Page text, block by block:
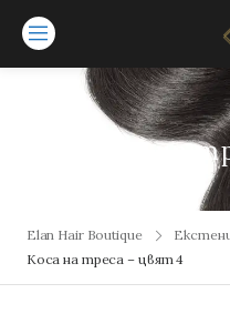
Коса на
Коса на треса – цвят 4